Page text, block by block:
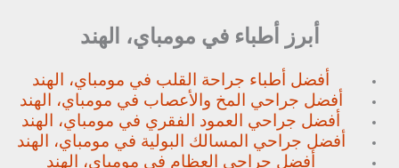
أبرز أطباء في مومباي، الهند
أفضل أطباء جراحة القلب في مومباي، الهند
أفضل جراحي المخ والأعصاب في مومباي، الهند
أفضل جراحي العمود الفقري في مومباي، الهند
أفضل جراحي المسالك البولية في مومباي، الهند
أفضل جراحي العظام في مومباي، الهند